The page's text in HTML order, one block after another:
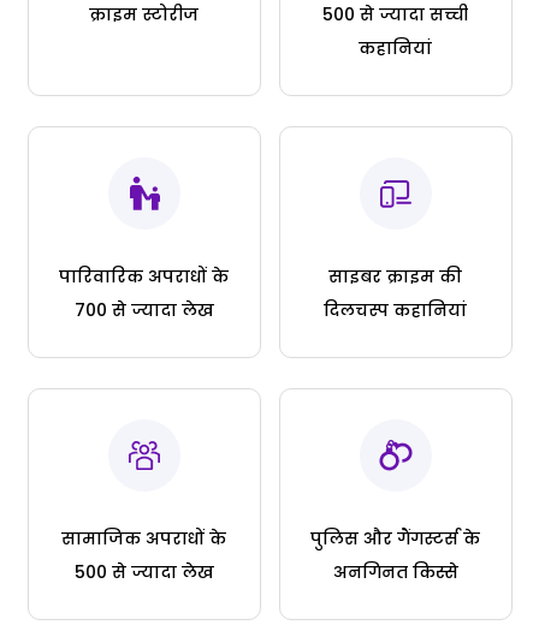
क्राइम स्टोरीज
500 से ज्यादा सच्ची
कहानियां
पारिवारिक अपराधों के
700 से ज्यादा लेख
साइबर क्राइम की
दिलचस्प कहानियां
सामाजिक अपराधों के
500 से ज्यादा लेख
पुलिस और गैंगस्टर्स के
अनगिनत किस्से